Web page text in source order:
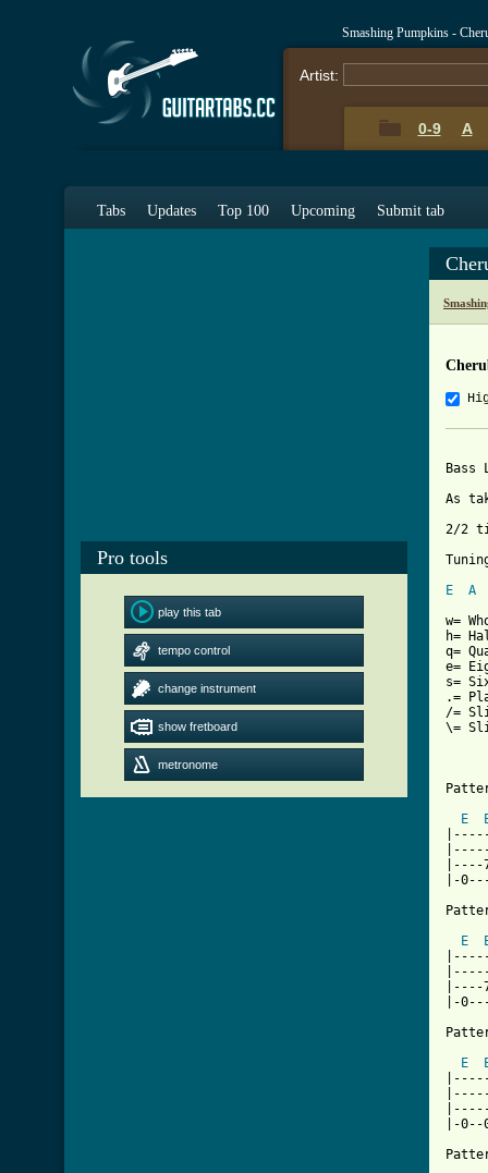
Smashing Pumpkins -
Artist:
0-9 A
Tabs Updates Top 100 Upcoming Submit tab
Pro tools
play this tab
tempo control
change instrument
show fretboard
metronome
Bass
As
2/2
E
A
w=
h=
q=
e=
s=
.=
/=
\=
E
|----
|-
E
|----
|-
E
|-